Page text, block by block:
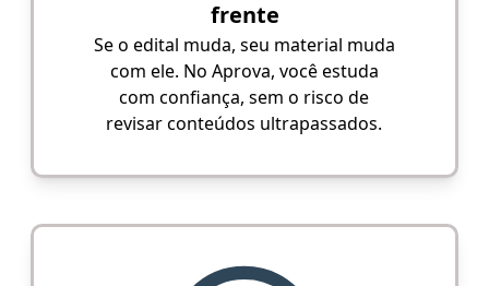
frente
Se o edital muda, seu material muda
com ele. No Aprova, você estuda
com confiança, sem o risco de
revisar conteúdos ultrapassados.